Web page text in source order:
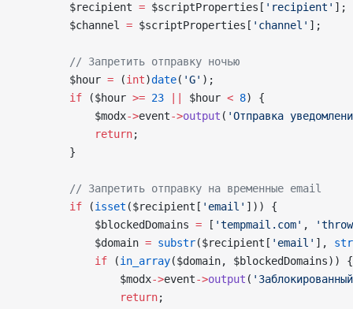
        $recipient
= $scriptProperties [ 'recipient' ];
        $channel
= $scriptProperties [ 'channel' ];
        // Запретить отправку ночью
        $hour
= (int)date( 'G' );
        if
($hour >= 23 $hour < 8) {
            $modx
->event->output ( 'Отправка
            return
;
        }
        // Запретить отправку на временные email
        if
(isset ($recipient [ 'email' ])) {
            $blockedDomains
= [ 'tempmail.com' ,
            $domain
= substr($recipient [ 'email' ],
            if
(in_array($domain, $blockedDomains)) {
                $modx
->event->output (
                return
;